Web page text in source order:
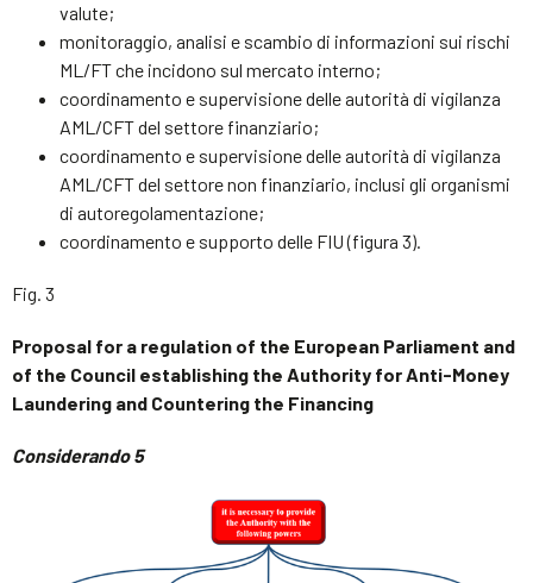
valute;
monitoraggio, analisi e scambio di informazioni sui rischi
ML/FT che incidono sul mercato interno;
coordinamento e supervisione delle autorità di vigilanza
AML/CFT del settore finanziario;
coordinamento e supervisione delle autorità di vigilanza
AML/CFT del settore non finanziario, inclusi gli organismi
di autoregolamentazione;
coordinamento e supporto delle FIU (figura 3).
Fig. 3
Proposal for a regulation of the European Parliament and
of the Council establishing the Authority for Anti-Money
Laundering and Countering the Financing
Considerando 5